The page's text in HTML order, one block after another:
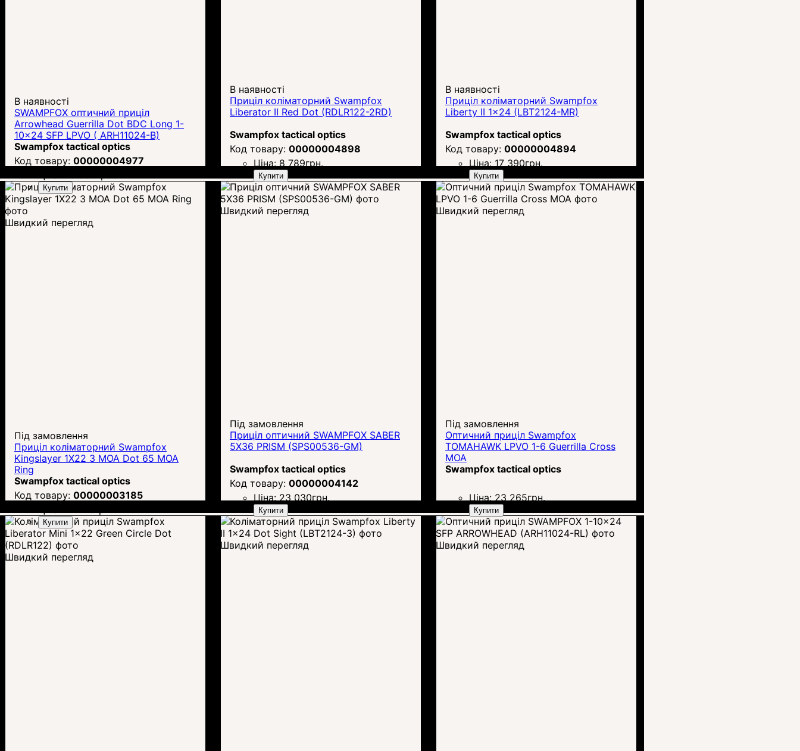
В наявності
SWAMPFOX оптичний приціл
Arrowhead Guerrilla Dot BDC Long 1-
10x24 SFP LPVO ( ARH11024-B)
Swampfox tactical optics
00000004977
Купити
В наявності
Приціл коліматорний Swampfox
Liberator II Red Dot (RDLR122-2RD)
Swampfox tactical optics
00000004898
Ціна: 8 789грн.
Купити
В наявності
Приціл коліматорний Swampfox
Liberty II 1x24 (LBT2124-MR)
Swampfox tactical optics
00000004894
Ціна: 17 390грн.
Купити
Швидкий перегляд
Під замовлення
Приціл коліматорний Swampfox
Kingslayer 1X22 3 MOA Dot 65 MOA
Ring
Swampfox tactical optics
00000003185
Купити
Швидкий перегляд
Під замовлення
Приціл оптичний SWAMPFOX SABER
5X36 PRISM (SPS00536-GM)
Swampfox tactical optics
00000004142
Ціна: 23 030грн.
Купити
Швидкий перегляд
Під замовлення
Оптичний приціл Swampfox
TOMAHAWK LPVO 1-6 Guerrilla Cross
MOA
Swampfox tactical optics
Ціна: 23 265грн.
Купити
Швидкий перегляд
Швидкий перегляд Швидкий перегляд